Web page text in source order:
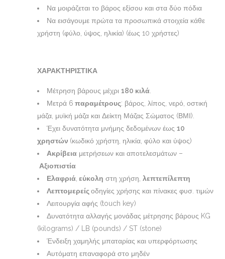
Να μοιράζεται το βάρος εξίσου και στα δύο πόδια
Να εισάγουμε πρώτα τα προσωπικά στοιχεία κάθε
χρήστη (φύλο, ύψος, ηλικία) (έως 10 χρήστες)
ΧΑΡΑΚΤΗΡΙΣΤΙΚΑ
Μέτρηση βάρους μέχρι 180 κιλά
Μετρά 6 παραμέτρους: βάρος, λίπος, νερό, οστική
μάζα, μυϊκή μάζα και Δείκτη Μάζας Σώματος (ΒΜΙ).
Έχει δυνατότητα μνήμης δεδομένων έως 10
χρηστών (κωδικό χρήστη, ηλικία, φύλο και ύψος)
Ακρίβεια μετρήσεων και αποτελεσμάτων –
Αξιοπιστία
Ελαφριά εύκολη στη χρήση, λεπτεπίλεπτη
Λεπτομερείςοδηγίες χρήσης και πίνακες φυσ. τιμών
Λειτουργία αφής (touch key)
Δυνατότητα αλλαγής μονάδας μέτρησης βάρους KG
(kilograms) / LB (pounds) / ST (stone)
Ένδειξη χαμηλής μπαταρίας και υπερφόρτωσης
Αυτόματη επαναφορά στο μηδέν